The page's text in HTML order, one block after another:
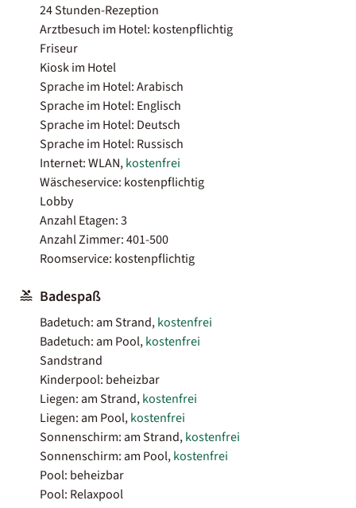
24 Stunden-Rezeption
Arztbesuch im Hotel: kostenpflichtig
Friseur
Kiosk im Hotel
Sprache im Hotel: Arabisch
Sprache im Hotel: Englisch
Sprache im Hotel: Deutsch
Sprache im Hotel: Russisch
Internet: WLAN,kostenfrei
Wäscheservice: kostenpflichtig
Lobby
Anzahl Etagen: 3
Anzahl Zimmer: 401-500
Roomservice: kostenpflichtig
Badespaß
Badetuch: am Strand,kostenfrei
Badetuch: am Pool,kostenfrei
Sandstrand
Kinderpool: beheizbar
Liegen: am Strand,kostenfrei
Liegen: am Pool,kostenfrei
Sonnenschirm: am Strand,kostenfrei
Sonnenschirm: am Pool,kostenfrei
Pool: beheizbar
Pool: Relaxpool